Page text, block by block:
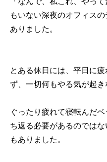
もいない深夜のオフィス
ありました。
とある休日には、平日に
ず、一切何もやる気が起き
ぐったり疲れて寝転んだ
ち返る必要があるのでは
もありました。